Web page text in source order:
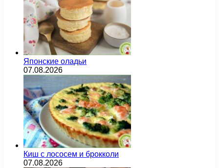
Японские оладьи
07.08.2026
Киш с лососем и брокколи
07.08.2026